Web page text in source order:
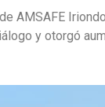
AMSAFE
y otorgó